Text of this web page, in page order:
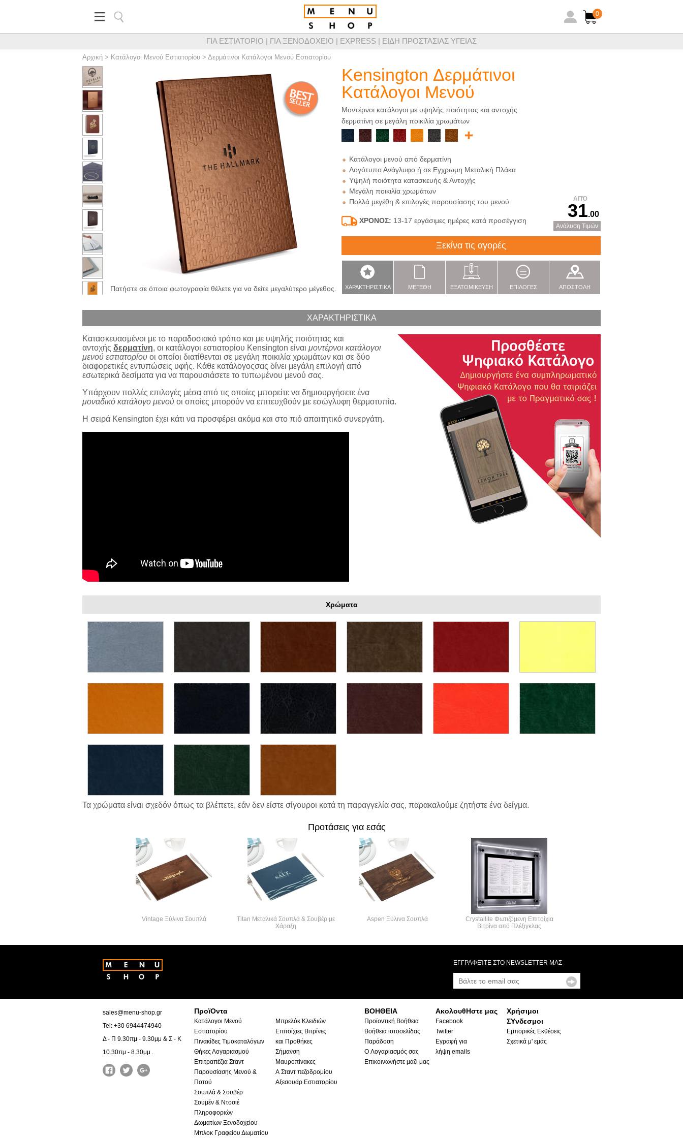
Κορυφαίος προμηθευτής εξατομικευμένης σχεδίασης καταλόγων μενού, προϊόντων παρουσίασης μενού & προμηθειών ξενοδοχειακών ειδών
0
ΓΙΑ ΕΣΤΙΑΤΟΡΙΟ | ΓΙΑ ΞΕΝΟΔΟΧΕΙΟ | EXPRESS | ΕΙΔΗ ΠΡΟΣΤΑΣΙΑΣ ΥΓΕΙΑΣ
Αρχική > Κατάλογοι Μενού Εστιατορίου > Δερμάτινοι Κατάλογοι Μενού Εστιατορίου
Πατήστε σε όποια φωτογραφία θέλετε για να δείτε μεγαλύτερο μέγεθος.
Kensington Δερμάτινοι
Κατάλογοι Μενού
Μοντέρνοι κατάλογοι με υψηλής ποιότητας και αντοχής
δερματίνη σε μεγάλη ποικιλία χρωμάτων
ΑΠΌ
31.00
Ανάλυση Τιμών
Κατάλογοι μενού από δερματίνη
Λογότυπο Ανάγλυφο ή σε Εγχρωμη Μεταλική Πλάκα
Υψηλή ποιότητα κατασκευής & Αντοχής
Μεγάλη ποικιλία χρωμάτων
Πολλά μεγέθη & επιλογές παρουσίασης του μενού
ΧΡΟΝΟΣ: 13-17 εργάσιμες ημέρες κατά προσέγγιση
Ξεκίνα τις αγορές
ΧΑΡΑΚΤΗΡΙΣΤΙΚΑ ΜΕΓΕΘΗ ΕΞΑΤΟΜΙΚΕΥΣΗ ΕΠΙΛΟΓΕΣ ΑΠΟΣΤΟΛΗ
ΧΑΡΑΚΤΗΡΙΣΤΙΚΑ
Κατασκευασμένοι με το παραδοσιακό τρόπο και με υψηλής ποιότητας και
αντοχής δερματίνη, οι κατάλογοι εστιατορίου Kensington είναι μοντέρνοι κατάλογοι
μενού εστιατορίου οι οποίοι διατίθενται σε μεγάλη ποικιλία χρωμάτων και σε δύο
διαφορετικές εντυπώσεις υφής. Κάθε κατάλογοςσας δίνει μεγάλη επιλογή από
εσωτερικά δεσίματα για να παρουσιάσετε το τυπωμένου μενού σας.
Υπάρχουν πολλές επιλογές μέσα από τις οποίες μπορείτε να δημιουργήσετε ένα
μοναδικό κατάλογο μενού οι οποίες μπορούν να επιτευχθούν με εσώγλυφη θερμοτυπία.
Η σειρά Kensington έχει κάτι να προσφέρει ακόμα και στο πιό απαιτητικό συνεργάτη.
Χρώματα
Τα χρώματα είναι σχεδόν όπως τα βλέπετε, εάν δεν είστε σίγουροι κατά τη παραγγελία σας, παρακαλούμε ζητήστε ένα δείγμα.
Προτάσεις για εσάς
Vintage Ξύλινα Σουπλά
Titan Μεταλικά Σουπλά & Σουβέρ με
Χάραξη
Aspen Ξύλινα Σουπλά
Crystallite Φωτιζόμενη Επιτοίχια
Βιτρίνα από Πλέξιγκλας
ΕΓΓΡΑΦΕΊΤΕ ΣΤΟ NEWSLETTER ΜΑΣ
sales@menu-shop.gr
Tel: +30 6944474940
Δ - Π 9.30πμ - 9.30μμ & Σ - Κ
10.30πμ - 8.30μμ .
ΠροϊΟντα
Κατάλογοι Μενού
Εστιατορίου
Πινακίδες Τιμοκαταλόγων
Θήκες Λογαριασμού
Επιτραπέζια Σταντ
Παρουσίασης Μενού &
Ποτού
Σουπλά & Σουβέρ
Σουμέν & Ντοσιέ
Πληροφοριών
Δωματίων Ξενοδοχείου
Μπλοκ Γραφείου Δωματίου
Μπρελόκ Κλειδιών
Επιτοίχιες Βιτρίνες
και Προθήκες
Σήμανση
Μαυροπίνακες
Α Σταντ πεζοδρομίου
Αξεσουάρ Εστιατορίου
ΒΟΗΘΕΙΑ
Προϊοντική Βοήθεια
Βοήθεια ιστοσελίδας
Παράδοση
Ο Λογαριασμός σας
Επικοινωνήστε μαζί μας
ΑκολουθΗστε μας
Facebook
Twitter
Εγραφή για
λήψη emails
Χρήσιμοι
ΣΥνδεσμοι
Εμπορικές Εκθέσεις
Σχετικά μ' εμάς